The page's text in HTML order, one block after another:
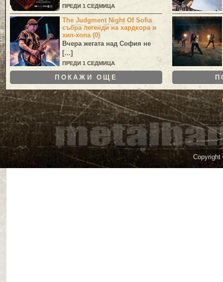
ПРЕДИ 1 СЕДМИЦА
The Judgment Night Of Sofia
събра легенди на хардкора и
хип-хопа (0)
Вчера жегата над София не
[…]
ПРЕДИ 1 СЕДМИЦА
ПОКАЖИ ОЩЕ